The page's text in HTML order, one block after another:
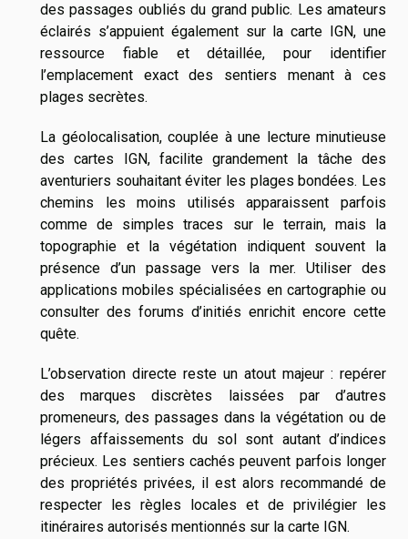
des passages oubliés du grand public. Les amateurs
éclairés s’appuient également sur la carte IGN, une
ressource fiable et détaillée, pour identifier
l’emplacement exact des sentiers menant à ces
plages secrètes.
La géolocalisation, couplée à une lecture minutieuse
des cartes IGN, facilite grandement la tâche des
aventuriers souhaitant éviter les plages bondées. Les
chemins les moins utilisés apparaissent parfois
comme de simples traces sur le terrain, mais la
topographie et la végétation indiquent souvent la
présence d’un passage vers la mer. Utiliser des
applications mobiles spécialisées en cartographie ou
consulter des forums d’initiés enrichit encore cette
quête.
L’observation directe reste un atout majeur : repérer
des marques discrètes laissées par d’autres
promeneurs, des passages dans la végétation ou de
légers affaissements du sol sont autant d’indices
précieux. Les sentiers cachés peuvent parfois longer
des propriétés privées, il est alors recommandé de
respecter les règles locales et de privilégier les
itinéraires autorisés mentionnés sur la carte IGN.